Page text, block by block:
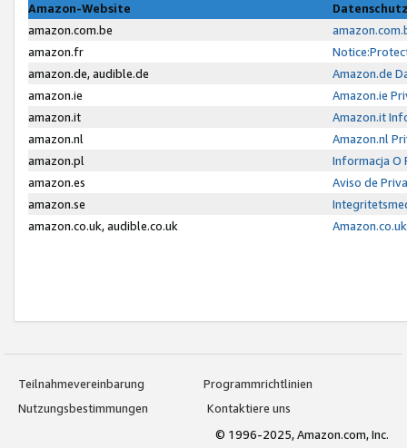
Amazon-Website
amazon.com.be
amazon.fr
amazon.de, audible.de
Amazon.de
amazon.ie
Amazon.ie
amazon.it
Amazon.it
amazon.nl
Amazon.nl
amazon.pl
Informacja O
amazon.es
Aviso de
amazon.se
amazon.co.uk, audible.co.uk
Teilnahmevereinbarung
Programmrichtlinien
Nutzungsbestimmungen
Kontaktiere uns
© 1996-2025, Amazon.com, Inc.